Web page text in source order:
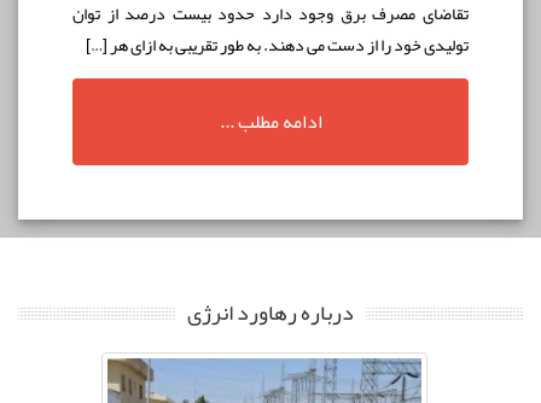
تقاضای مصرف برق وجود دارد حدود بيست درصد از توان
توليدی خود را از دست می دهند. به طور تقریبی به ازای هر […]
ادامه مطلب ...
درباره رهاورد انرژی